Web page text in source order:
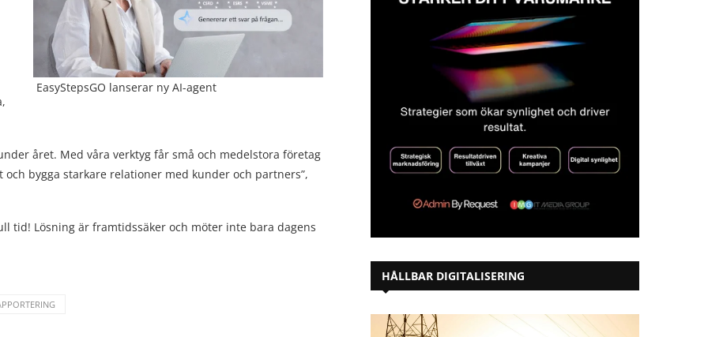
EasyStepsGO lanserar ny AI-agent
året. Med våra verktyg får små och medelstora företag
bygga starkare relationer med kunder och partners”,
tid! Lösning är framtidssäker och möter inte bara dagens
HÅLLBAR DIGITALISERING